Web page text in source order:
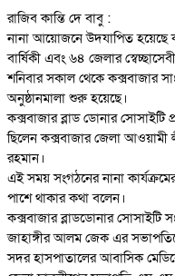
রাজিব কান্তি দে বাবু :
নানা আয়োজনে উদযাপিত হয়েছে
বার্ষিকী এবং ৬৪ জেলার
শনিবার সকাল থেকে কক্সবাজার
অনুষ্ঠানমালা শুরু হয়েছে।
কক্সবাজার ব্লাড ডোনার সোসাইটি
ছিলেন কক্সবাজার জেলা
রহমান।
এই সময় সংগঠনের নানা
পাশে থাকার কথা বলেন।
কক্সবাজার ব্লাডডোনার
জাহাঙ্গীর আলম জেক এর
সদর হাসপাতালের আবাসিক